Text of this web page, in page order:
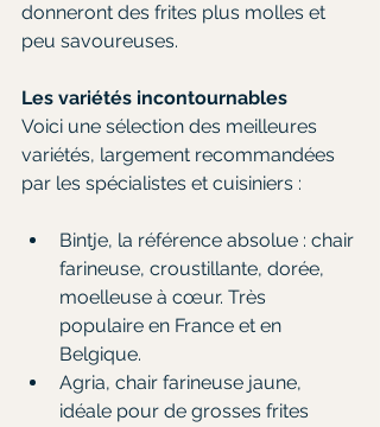
donneront des frites plus molles et
peu savoureuses.
Les variétés incontournables
Voici une sélection des meilleures
variétés, largement recommandées
par les spécialistes et cuisiniers :
Bintje, la référence absolue : chair
farineuse, croustillante, dorée,
moelleuse à cœur. Très
populaire en France et en
Belgique.
Agria, chair farineuse jaune,
idéale pour de grosses frites